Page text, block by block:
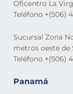
Oficentro La
Teléfono +(506)
Sucursal Zona
metros oeste de
Teléfono +(506)
Panamá